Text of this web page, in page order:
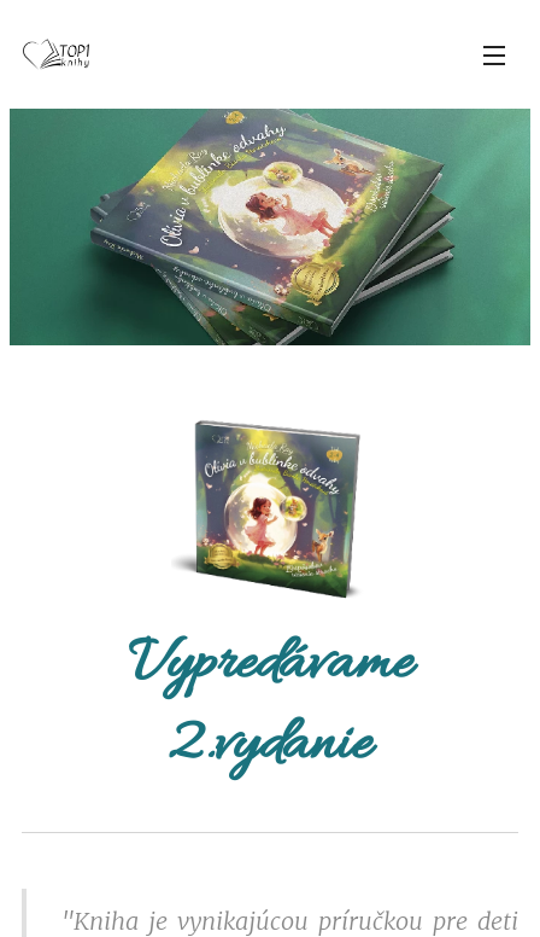
Vypredávame
2.vydanie
"Kniha je vynikajúcou príručkou pre deti